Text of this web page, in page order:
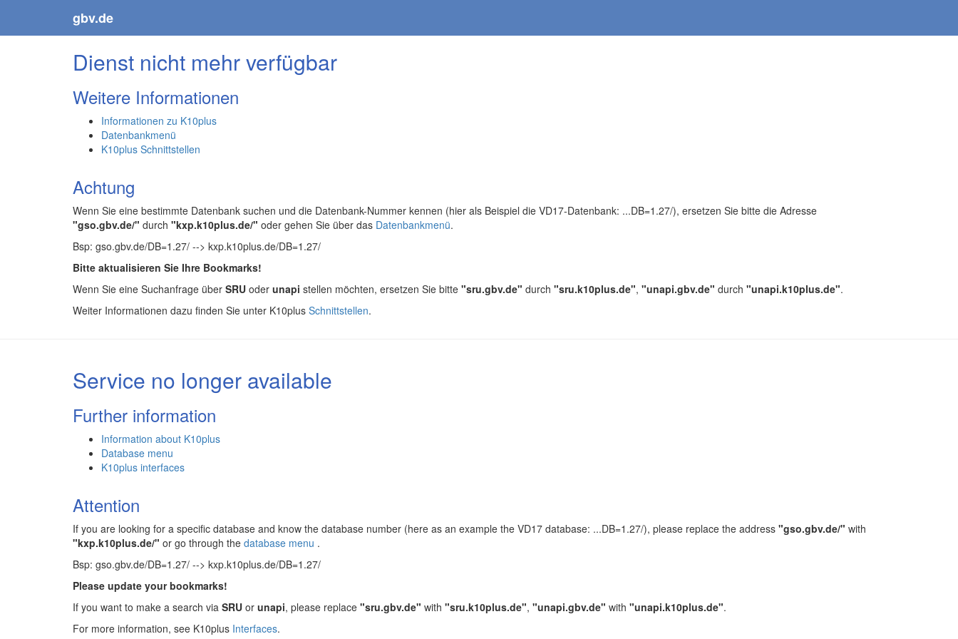
gbv.de
Dienst nicht mehr verfügbar
Weitere Informationen
Informationen zu K10plus
Datenbankmenü
K10plus Schnittstellen
Achtung
Wenn Sie eine bestimmte Datenbank suchen und die Datenbank-Nummer kennen (hier als Beispiel die VD17-Datenbank: ...DB=1.27/), ersetzen Sie bitte die Adresse
"gso.gbv.de/" durch "kxp.k10plus.de/" oder gehen Sie über das Datenbankmenü.
Bsp: gso.gbv.de/DB=1.27/ --> kxp.k10plus.de/DB=1.27/
Bitte aktualisieren Sie Ihre Bookmarks!
Wenn Sie eine Suchanfrage über SRU oder unapi stellen möchten, ersetzen Sie bitte "sru.gbv.de" durch "sru.k10plus.de", "unapi.gbv.de" durch "unapi.k10plus.de".
Weiter Informationen dazu finden Sie unter K10plus Schnittstellen.
Service no longer available
Further information
Information about K10plus
Database menu
K10plus interfaces
Attention
If you are looking for a specific database and know the database number (here as an example the VD17 database: ...DB=1.27/), please replace the address "gso.gbv.de/" with
"kxp.k10plus.de/" or go through the database menu .
Bsp: gso.gbv.de/DB=1.27/ --> kxp.k10plus.de/DB=1.27/
Please update your bookmarks!
If you want to make a search via SRU or unapi, please replace "sru.gbv.de" with "sru.k10plus.de", "unapi.gbv.de" with "unapi.k10plus.de".
For more information, see K10plus Interfaces.